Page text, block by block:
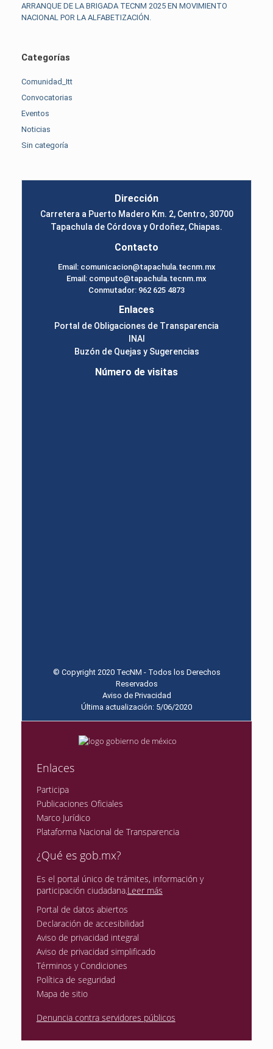
ARRANQUE DE LA BRIGADA TECNM 2025 EN MOVIMIENTO
NACIONAL POR LA ALFABETIZACIÓN.
Categorías
Comunidad_Itt
Convocatorias
Eventos
Noticias
Sin categoría
Dirección
Carretera a Puerto Madero Km. 2, Centro, 30700
Tapachula de Córdova y Ordoñez, Chiapas.
Contacto
Email: comunicacion@tapachula.tecnm.mx
Email: computo@tapachula.tecnm.mx
Conmutador: 962 625 4873
Enlaces
Portal de Obligaciones de Transparencia
INAI
Buzón de Quejas y Sugerencias
Número de visitas
© Copyright 2020 TecNM - Todos los Derechos
Reservados
Aviso de Privacidad
Última actualización: 5/06/2020
Enlaces
Participa
Publicaciones Oficiales
Marco Jurídico
Plataforma Nacional de Transparencia
¿Qué es gob.mx?
Es el portal único de trámites, información y
participación ciudadana.Leer más
Portal de datos abiertos
Declaración de accesibilidad
Aviso de privacidad integral
Aviso de privacidad simplificado
Términos y Condiciones
Política de seguridad
Mapa de sitio
Denuncia contra servidores públicos